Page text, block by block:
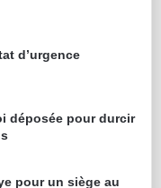
d’urgence
déposée pour durcir
pour un siège au